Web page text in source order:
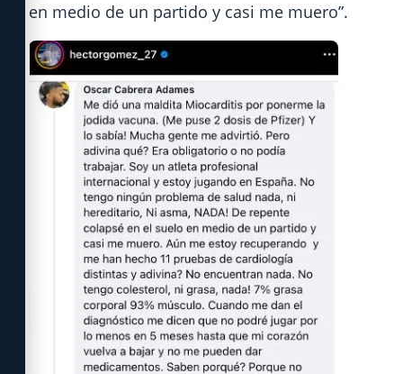
en medio de un partido y casi me muero”.